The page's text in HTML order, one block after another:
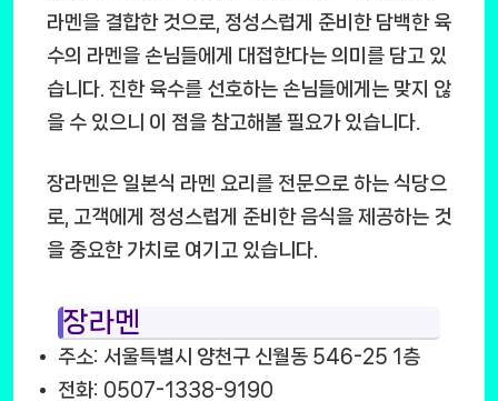
라멘을 결합한 것으로, 정성스럽게 준비한 담백한 육
수의 라멘을 손님들에게 대접한다는 의미를 담고 있
습니다. 진한 육수를 선호하는 손님들에게는 맞지 않
을 수 있으니 이 점을 참고해볼 필요가 있습니다.
장라멘은 일본식 라멘 요리를 전문으로 하는 식당으
로, 고객에게 정성스럽게 준비한 음식을 제공하는 것
을 중요한 가치로 여기고 있습니다.
장라멘
주소: 서울특별시 양천구 신월동 546-25 1층
전화: 0507-1338-9190